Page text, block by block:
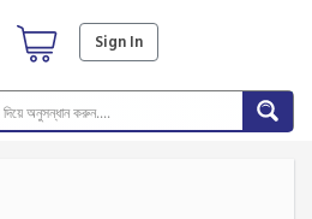
Sign In